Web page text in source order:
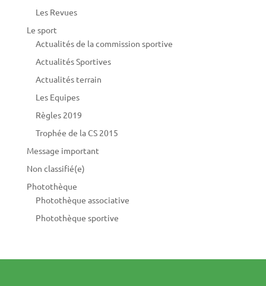
Les Revues
Le sport
Actualités de la commission sportive
Actualités Sportives
Actualités terrain
Les Equipes
Règles 2019
Trophée de la CS 2015
Message important
Non classifié(e)
Photothèque
Photothèque associative
Photothèque sportive